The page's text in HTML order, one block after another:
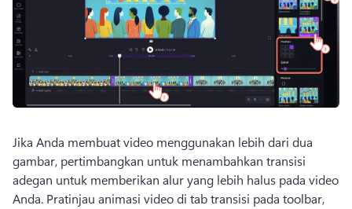
Jika Anda membuat video menggunakan lebih dari dua
gambar, pertimbangkan untuk menambahkan transisi
adegan untuk memberikan alur yang lebih halus pada video
Anda. Pratinjau animasi video di tab transisi pada toolbar,